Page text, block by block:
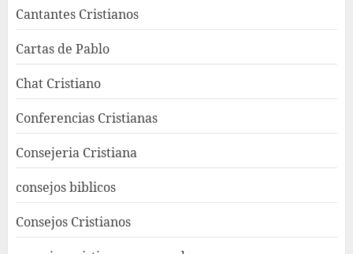
Cantantes Cristianos
Cartas de Pablo
Chat Cristiano
Conferencias Cristianas
Consejeria Cristiana
consejos biblicos
Consejos Cristianos